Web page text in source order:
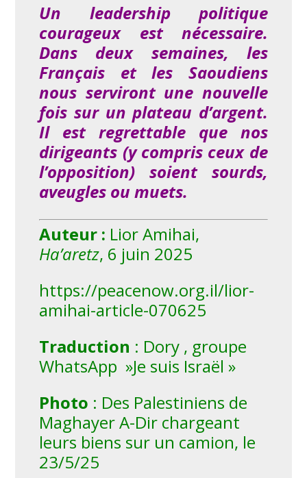
Un leadership politique
courageux est nécessaire.
Dans deux semaines, les
Français et les Saoudiens
nous serviront une nouvelle
fois sur un plateau d’argent.
Il est regrettable que nos
dirigeants (y compris ceux de
l’opposition) soient sourds,
aveugles ou muets.
Auteur : Lior Amihai,
Ha’aretz, 6 juin 2025
https://peacenow.org.il/lior-
amihai-article-070625
Traduction : Dory , groupe
WhatsApp »Je suis Israël »
Photo : Des Palestiniens de
Maghayer A-Dir chargeant
leurs biens sur un camion, le
23/5/25